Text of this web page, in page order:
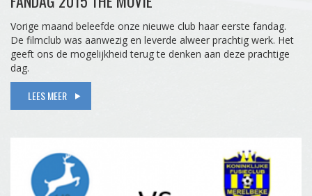
Vorige maand beleefde onze nieuwe club haar eerste fandag.
De filmclub was aanwezig en leverde alweer prachtig werk. Het
geeft ons de mogelijkheid terug te denken aan deze prachtige
dag.
LEES MEER